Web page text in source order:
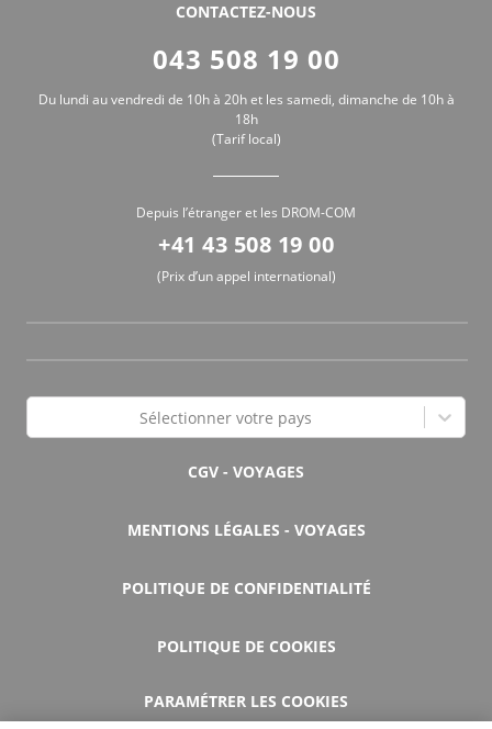
CONTACTEZ-NOUS
043 508 19 00
Du lundi au vendredi de 10h à 20h et les samedi, dimanche de 10h à
18h
(Tarif local)
Depuis l’étranger et les DROM-COM
+41 43 508 19 00
(Prix d’un appel international)
Sélectionner votre pays
CGV - VOYAGES
MENTIONS LÉGALES - VOYAGES
POLITIQUE DE CONFIDENTIALITÉ
POLITIQUE DE COOKIES
PARAMÉTRER LES COOKIES